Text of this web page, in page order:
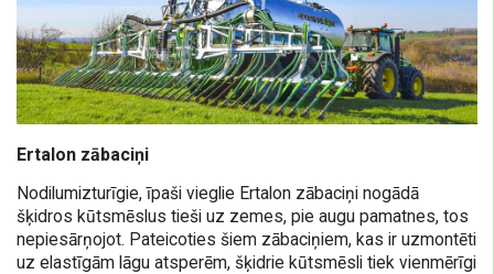
Ertalon zābaciņi
Nodilumizturīgie, īpaši vieglie Ertalon zābaciņi nogādā
šķidros kūtsmēslus tieši uz zemes, pie augu pamatnes, tos
nepiesārņojot. Pateicoties šiem zābaciņiem, kas ir uzmontēti
uz elastīgām lāgu atsperēm, šķidrie kūtsmēsli tiek vienmērīgi